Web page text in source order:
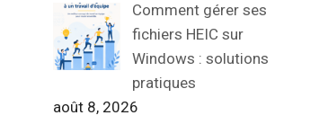
Comment gérer ses
fichiers HEIC sur
Windows : solutions
pratiques
août 8, 2026